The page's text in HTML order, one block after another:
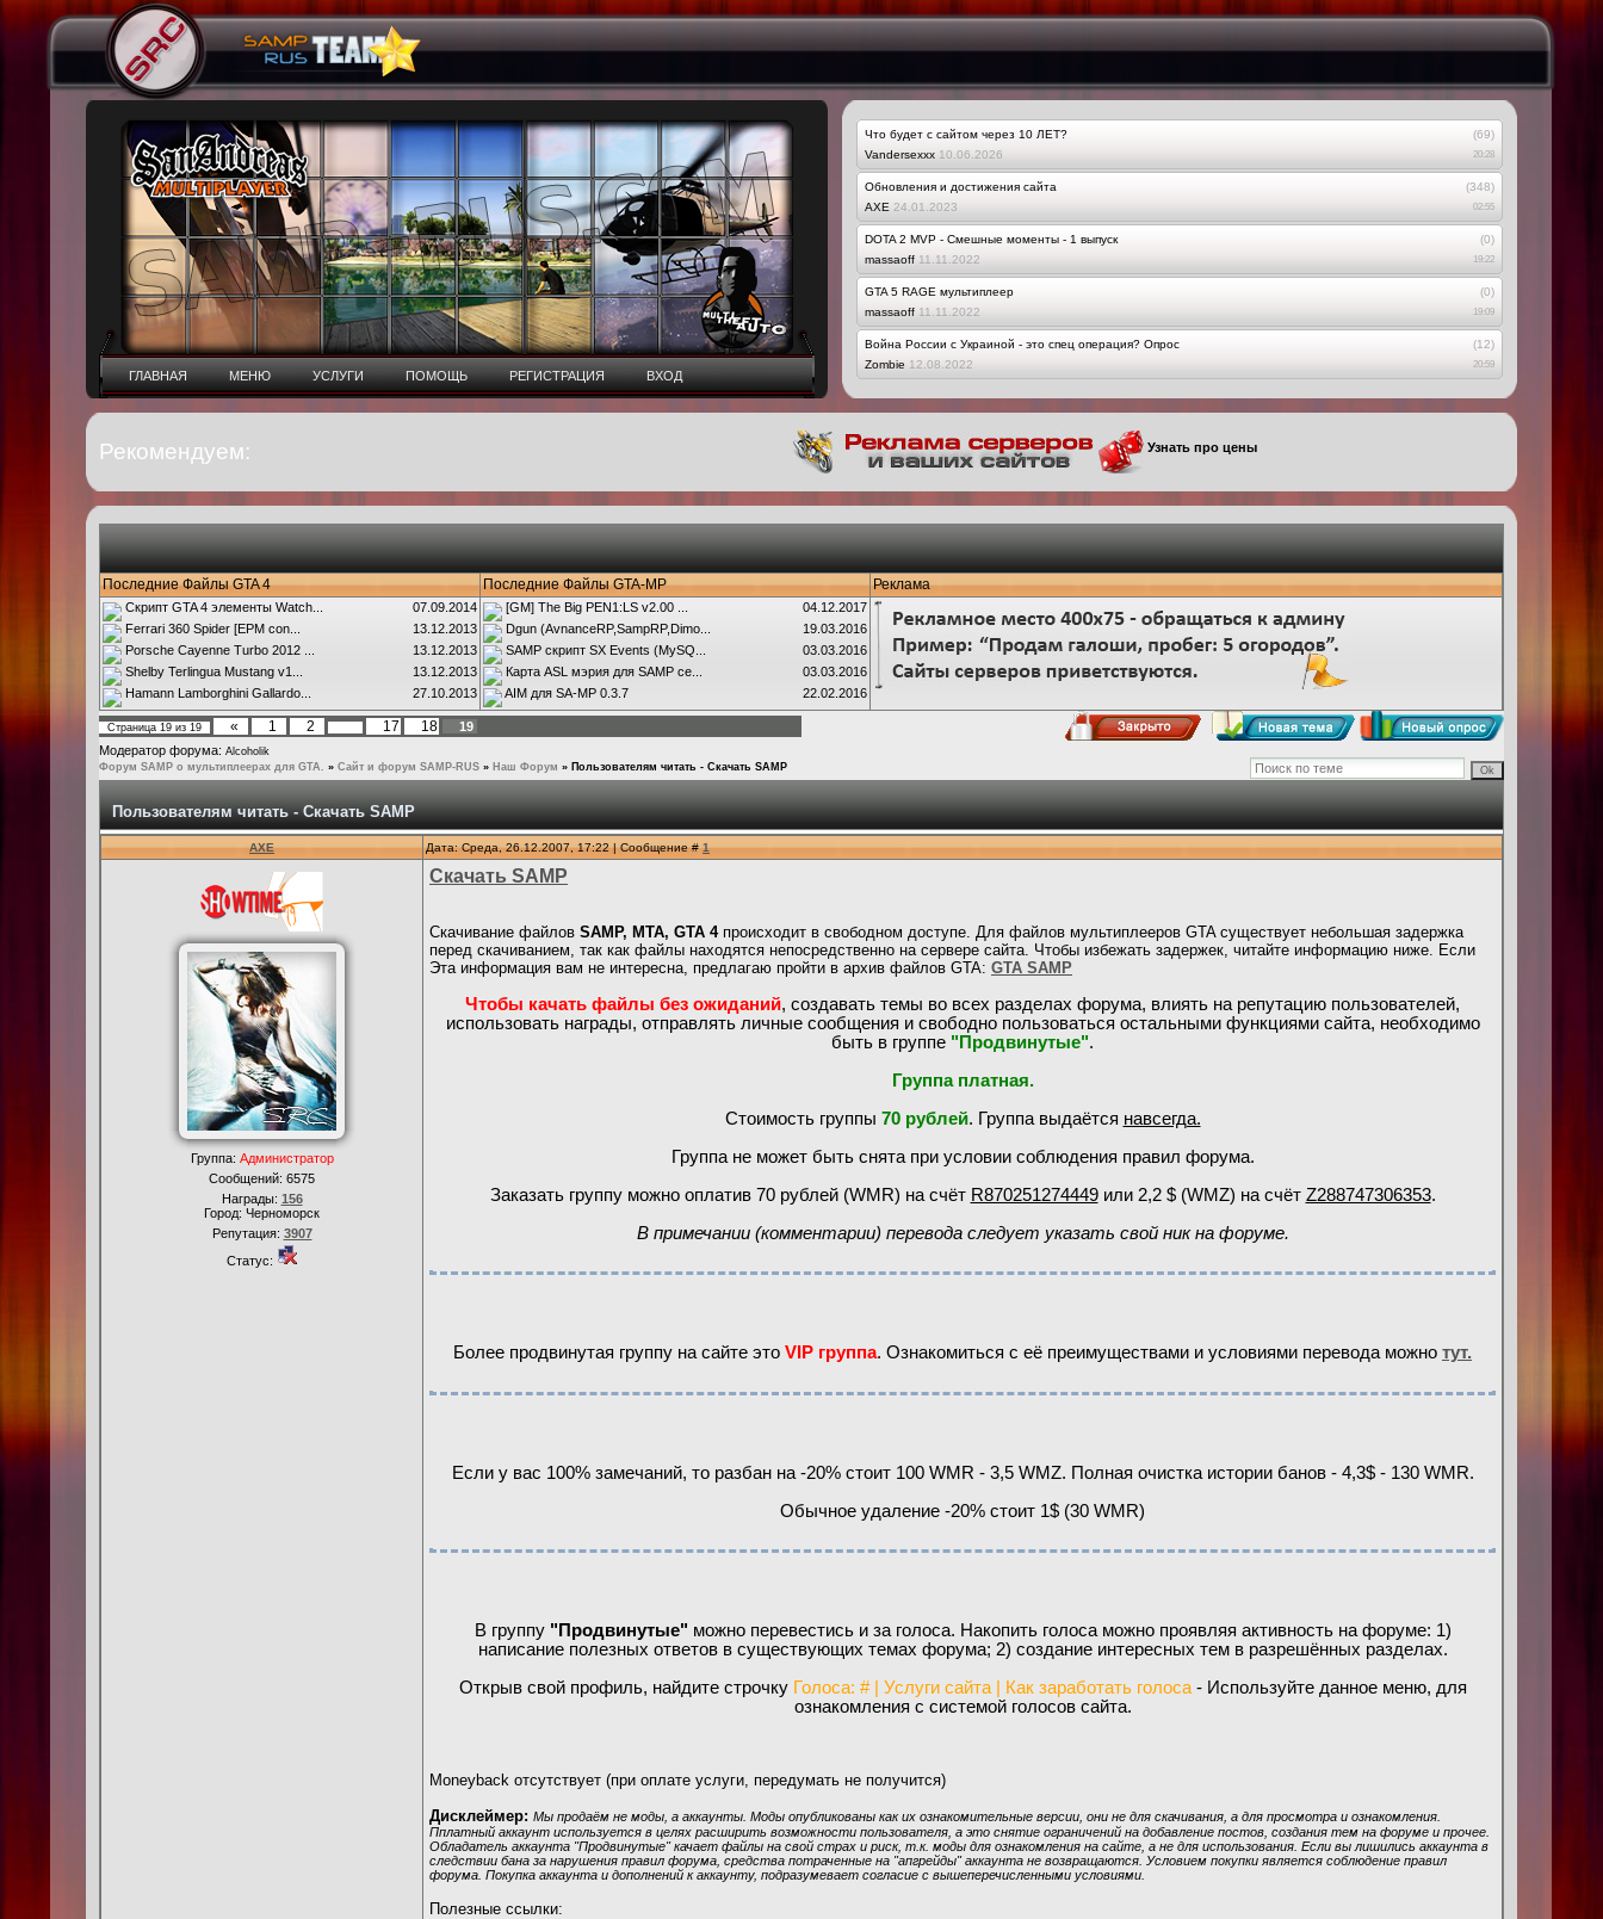
ГЛАВНАЯ МЕНЮ УСЛУГИ ПОМОЩЬ РЕГИСТРАЦИЯ ВХОД
Что будет с сайтом через 10 ЛЕТ?
(69)
Vandersexxx 10.06.2026 20:28
Обновления и достижения сайта
(348)
AXE 24.01.2023 02:55
DOTA 2 MVP - Смешные моменты - 1 выпуск
(0)
massaoff 11.11.2022 19:22
GTA 5 RAGE мультиплеер
(0)
massaoff 11.11.2022 19:09
Война России с Украиной - это спец операция? Опрос
(12)
Zombie 12.08.2022 20:59
Рекомендуем: Узнать про цены
Последние Файлы GTA 4 Последние Файлы GTA-MP Реклама
Скрипт GTA 4 элементы Watch...
07.09.2014
Ferrari 360 Spider [EPM con...
13.12.2013
Porsche Cayenne Turbo 2012 ...
13.12.2013
Shelby Terlingua Mustang v1...
13.12.2013
Hamann Lamborghini Gallardo...
27.10.2013
[GM] The Big PEN1:LS v2.00 ...
04.12.2017
Dgun (AvnanceRP,SampRP,Dimo...
19.03.2016
SAMP скрипт SX Events (MySQ...
03.03.2016
Карта ASL мэрия для SAMP се...
03.03.2016
AIM для SA-MP 0.3.7
22.02.2016
Страница 19 из 19 « 1 2 17 18
19
Модератор форума: Alcoholik
Форум SAMP о мультиплеерах для GTA. » Сайт и форум SAMP-RUS » Наш Форум » Пользователям читать - Скачать SAMP
Пользователям читать - Скачать SAMP
AXE Дата: Среда, 26.12.2007, 17:22 | Сообщение #1
Группа: Администратор
Сообщений: 6575
Награды: 156
Город: Черноморск
Репутация: 3907
Статус:
Скачать SAMP
Скачивание файлов SAMP, MTA, GTA 4происходит в свободном доступе. Для файлов мультиплееров GTA существует небольшая задержка
перед скачиванием, так как файлы находятся непосредственно на сервере сайта. Чтобы избежать задержек, читайте информацию ниже. Если
Эта информация вам не интересна, предлагаю пройти в архив файлов GTA: GTA SAMP
Чтобы качать файлы без ожиданий, создавать темы во всех разделах форума, влиять на репутацию пользователей,
использовать награды, отправлять личные сообщения и свободно пользоваться остальными функциями сайта, необходимо
быть в группе "Продвинутые".
Группа платная.
Стоимость группы 70 рублей. Группа выдаётся навсегда.
Группа не может быть снята при условии соблюдения правил форума.
Заказать группу можно оплатив 70 рублей (WMR) на счёт R870251274449или 2,2 $ (WMZ) на счёт Z288747306353.
В примечании (комментарии) перевода следует указать свой ник на форуме.
Более продвинутая группу на сайте это VIP группа. Ознакомиться с её преимуществами и условиями перевода можно тут.
Если у вас 100% замечаний, то разбан на -20% стоит 100 WMR - 3,5 WMZ. Полная очистка истории банов - 4,3$ - 130 WMR.
Обычное удаление -20% стоит 1$ (30 WMR)
В группу "Продвинутые" можно перевестись и за голоса. Накопить голоса можно проявляя активность на форуме: 1)
написание полезных ответов в существующих темах форума; 2) создание интересных тем в разрешённых разделах.
Открыв свой профиль, найдите строчку Голоса: # | Услуги сайта | Как заработать голоса- Используйте данное меню, для
ознакомления с системой голосов сайта.
Moneyback отсутствует (при оплате услуги, передумать не получится)
Дисклеймер: Мы продаём не моды, а аккаунты. Моды опубликованы как их ознакомительные версии, они не для скачивания, а для просмотра и ознакомления.
Пплатный аккаунт используется в целях расширить возможности пользователя, а это снятие ограничений на добавление постов, создания тем на форуме и прочее.
Обладатель аккаунта "Продвинутые" качает файлы на свой страх и риск, т.к. моды для ознакомления на сайте, а не для использования. Если вы лишились аккаунта в
следствии бана за нарушения правил форума, средства потраченные на "апгрейды" аккаунта не возвращаются. Условием покупки является соблюдение правил
форума. Покупка аккаунта и дополнений к аккаунту, подразумевает согласие с вышеперечисленными условиями.
Полезные ссылки: